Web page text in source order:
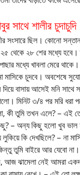
সাথে শালীর চুদাচুদি
সংসারে ছিল। কোনো সন্তান
থেকে ২৮ শের মধ্যে হবে।
মধ্যে খাবলা মেরে
মাসিকে চুদবে। অবশেষে
বাসায় আসেই মনি সাথে
মিনিট ৩/৪ পর মরি ধরা
কী তুমি তখন এলে? – এই
– অন্য কিছু হলো খুব ভাল
লুকিয়ে কি দেখছিলে? – না
তুমি বাইরে আর যেবো
আজ ঝামেলা নেই আমরা